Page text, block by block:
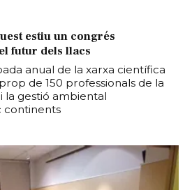
estiu un congrés
futur dels llacs
anual de la xarxa científica
de 150 professionals de la
la gestió ambiental
continents